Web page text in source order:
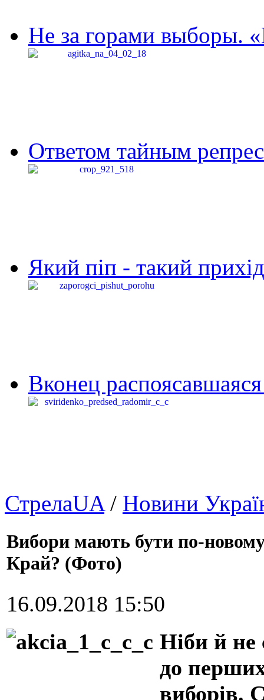
Не за горами выборы.
Ответом тайным
Який піп - такий
Вконец
СтрелаUA/ Новини
Вибори мають бути по-
Край? (Фото)
16.09.2018 15:50
Ніби й не
до
виборів.